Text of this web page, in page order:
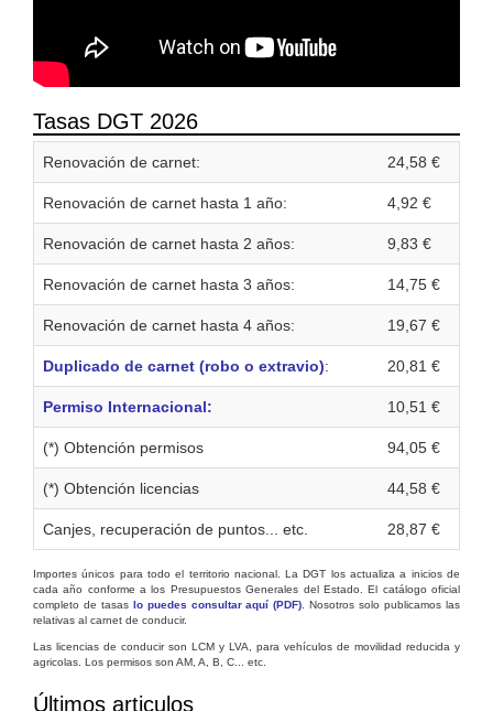
Tasas DGT 2026
Renovación de carnet: 24,58 €
Renovación de carnet hasta 1 año: 4,92 €
Renovación de carnet hasta 2 años: 9,83 €
Renovación de carnet hasta 3 años: 14,75 €
Renovación de carnet hasta 4 años: 19,67 €
Duplicado de carnet (robo o extravio): 20,81 €
Permiso Internacional: 10,51 €
(*) Obtención permisos 94,05 €
(*) Obtención licencias 44,58 €
Canjes, recuperación de puntos... etc. 28,87 €
Importes únicos para todo el territorio nacional. La DGT los actualiza a inicios de
cada año conforme a los Presupuestos Generales del Estado. El catálogo oficial
completo de tasas lo puedes consultar aquí (PDF) . Nosotros solo publicamos las
relativas al carnet de conducir.
Las licencias de conducir son LCM y LVA, para vehículos de movilidad reducida y
agricolas. Los permisos son AM, A, B, C... etc.
Últimos articulos